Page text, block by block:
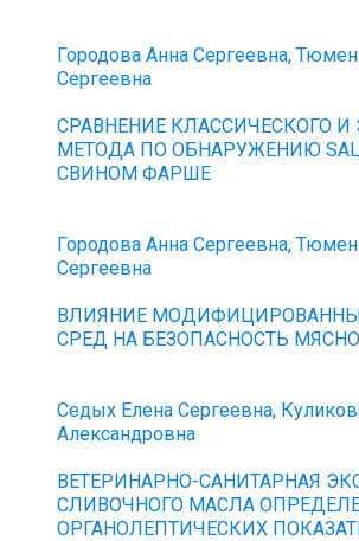
Городова Анна Сергеевна,
Сергеевна
СРАВНЕНИЕ КЛАССИЧЕСКОГО И
МЕТОДА ПО ОБНАРУЖЕНИЮ
СВИНОМ ФАРШЕ
Городова Анна Сергеевна,
Сергеевна
ВЛИЯНИЕ
СРЕД НА БЕЗОПАСНОСТЬ
Седых Елена Сергеевна,
Александровна
ВЕТЕРИНАРНО-САНИТАРНАЯ
СЛИВОЧНОГО МАСЛА
ОРГАНОЛЕПТИЧЕСКИХ